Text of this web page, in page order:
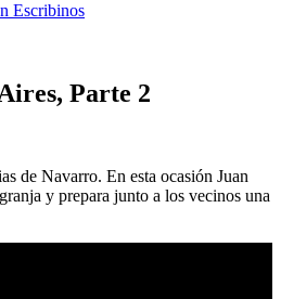
Escribinos
Parte 2
de Navarro. En esta ocasión Juan
y prepara junto a los vecinos una